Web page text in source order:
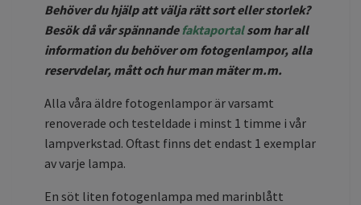
Behöver du hjälp att välja rätt sort eller storlek?
Besök då vår spännande faktaportalsom har all
information du behöver om fotogenlampor, alla
reservdelar, mått och hur man mäter m.m.
Alla våra äldre fotogenlampor är varsamt
renoverade och testeldade i minst 1 timme i vår
lampverkstad. Oftast finns det endast 1 exemplar
av varje lampa.
En söt liten fotogenlampa med marinblått